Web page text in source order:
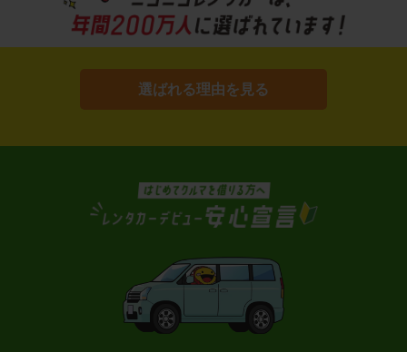
選ばれる理由を見る